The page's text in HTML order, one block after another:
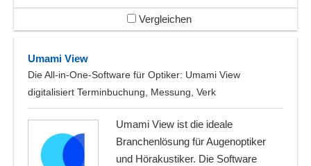
Vergleichen
Umami View
Die All‑in‑One‑Software für Optiker: Umami View
digitalisiert Terminbuchung, Messung, Verk
Umami View ist die ideale
Branchenlösung für Augenoptiker
und Hörakustiker. Die Software